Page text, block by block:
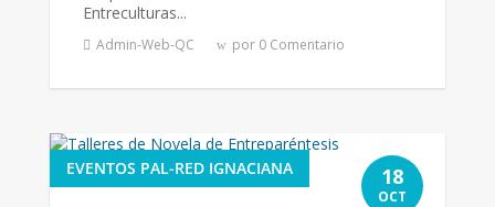
Entreculturas...
Admin-Web-QC por 0 Comentario
EVENTOS PAL-RED IGNACIANA 18
OCT